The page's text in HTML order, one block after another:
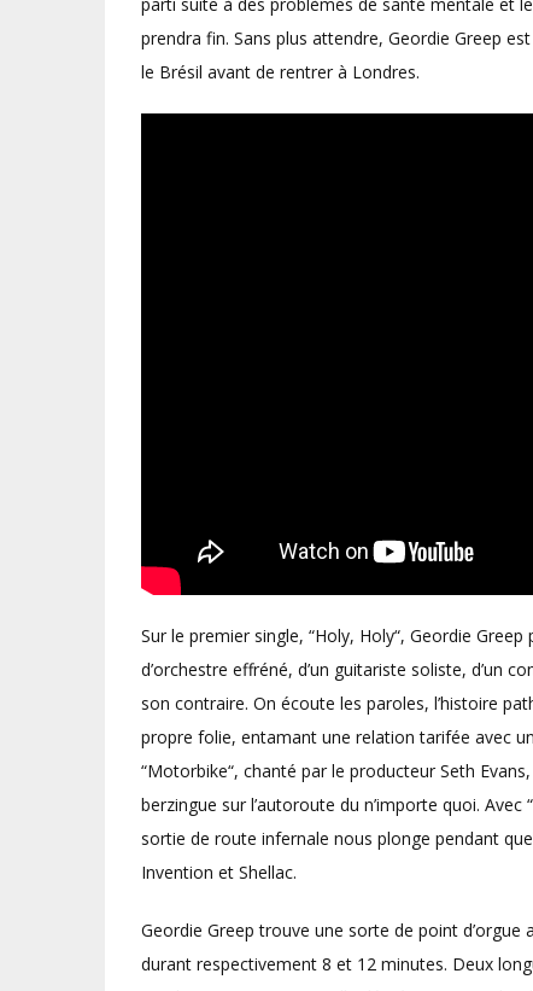
prendra fin. Sans plus attendre, Geordie Greep
le Brésil avant de rentrer à Londres.
Sur le premier single, “Holy, Holy“, Geordie
d’orchestre effréné, d’un guitariste soliste, d’un
son contraire. On écoute les paroles, l’histoire
propre folie, entamant une relation tarifée avec
“Motorbike“, chanté par le producteur Seth
berzingue sur l’autoroute du n’importe quoi.
sortie de route infernale nous plonge pendant
Invention et Shellac.
Geordie Greep trouve une sorte de point d’orgue
durant respectivement 8 et 12 minutes. Deux